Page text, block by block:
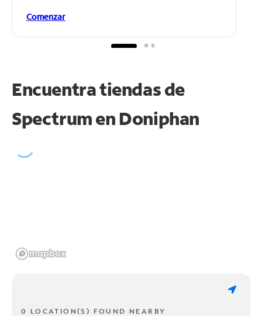
Comenzar
Encuentra tiendas de
Spectrum en Doniphan
0 LOCATION(S) FOUND NEARBY